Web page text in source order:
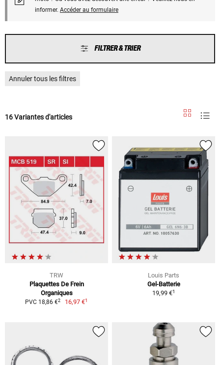
informer. Accéder au formulaire
FILTRER & TRIER
Annuler tous les filtres
16 Variantes d'articles
TRW
Plaquettes De Frein
Organiques
PVC 18,86 €2 16,97 €1
Louis Parts
Gel-Batterie
19,99 €1